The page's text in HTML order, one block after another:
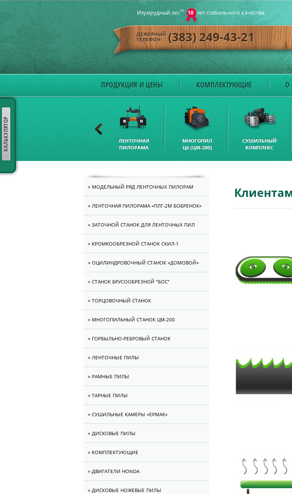
Изумрудный лесТМ 18 лет стабильного качества.
ДЕЖУРНЫЙ
ТЕЛЕФОН: (383) 249-43-21
ПРОДУКЦИЯ И ЦЕНЫ КОМПЛЕКТУЮЩИЕ О
» МОДЕЛЬНЫЙ РЯД ЛЕНТОЧНЫХ ПИЛОРАМ
» ЛЕНТОЧНАЯ ПИЛОРАМА «ПЛГ-2M БОБРЕНОК»
» ЗАТОЧНОЙ СТАНОК ДЛЯ ЛЕНТОЧНЫХ ПИЛ
» КРОМКООБРЕЗНОЙ СТАНОК СКИЛ-1
» ОЦИЛИНДРОВОЧНЫЙ СТАНОК «ДОМОВОЙ»
» СТАНОК БРУСООБРЕЗНОЙ "БОС"
» ТОРЦОВОЧНЫЙ СТАНОК
» МНОГОПИЛЬНЫЙ СТАНОК ЦМ-200
» ГОРБЫЛЬНО-РЕБРОВЫЙ СТАНОК
» ЛЕНТОЧНЫЕ ПИЛЫ
» РАМНЫЕ ПИЛЫ
» ТАРНЫЕ ПИЛЫ
» CУШИЛЬНЫЕ КАМЕРЫ «ЕРМАК»
» ДИСКОВЫЕ ПИЛЫ
» КОМПЛЕКТУЮЩИЕ
» ДВИГАТЕЛИ HONDA
» ДИСКОВЫЕ НОЖЕВЫЕ ПИЛЫ